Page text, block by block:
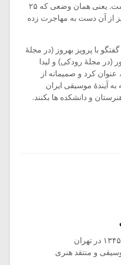
رشد واقعی هنر خبری نیست. یعنی همان وضعی که ۲۵
از آن دست به مهاجرت زده
با پرویز بهروز (در مجلۀ
(در مجلۀ رودکی) و لیدا
عنوان کرد و صمیمانه از
آیندۀ موسیقی ایران
و دانشکده ها بکنند.
و منتقد هنری